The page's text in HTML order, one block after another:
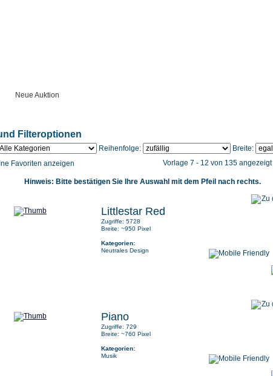
Neue Auktion
Filteroptionen
Reihenfolge:
Breite:
Favoriten anzeigen
Vorlage 7 - 12 von 135 angezeigt
Hinweis: Bitte bestätigen Sie Ihre Auswahl mit dem Pfeil nach rechts.
Littlestar Red
Zugriffe: 5728
Breite: ~950 Pixel
Kategorien:
Neutrales Design
Piano
Zugriffe: 729
Breite: ~760 Pixel
Kategorien:
Musik